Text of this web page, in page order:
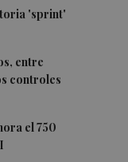
'sprint'
entre
controles
el 750